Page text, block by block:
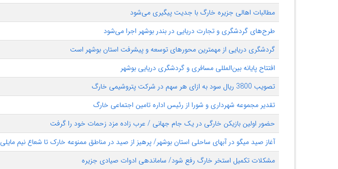
مطالبات اهالی جزیره خارگ با جدیت پیگیری می‌شود
طرح‌های گردشگری و تجارت دریایی در بندر بوشهر اجرا می‌شود
گردشگری دریایی از مهمترین محورهای توسعه و پیشرفت استان بوشهر است
افتتاح پایانه بین‌المللی مسافری و گردشگری دریایی بوشهر
تصویب 3800 ریال سود به ازای هر سهم در شرکت پتروشیمی خارگ
تقدیر مجموعه شهرداری و شورا از رئیس اداره تامین اجتماعی خارگ
حضور اولین بازیکن خارگی در یک جام جهانی / عرب زاده مزد زحمات خود را گرفت
آغاز صید میگو در آبهای ساحلی استان بوشهر/ پرهیز از صید در مناطق ممنوعه خارک تا شعاع نیم مایلی
مشکلات تکمیل استخر خارگ رفع شود/ ساماندهی ادوات صیادی جزیره